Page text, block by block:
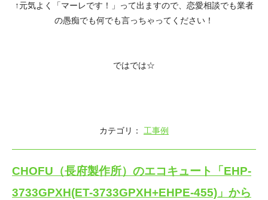
↑元気よく「マーレです！」って出ますので、恋愛相談でも業者
の愚痴でも何でも言っちゃってください！
ではでは☆
カテゴリ： 工事例
CHOFU（長府製作所）のエコキュート「EHP-
3733GPXH(ET-3733GPXH+EHPE-455)」から